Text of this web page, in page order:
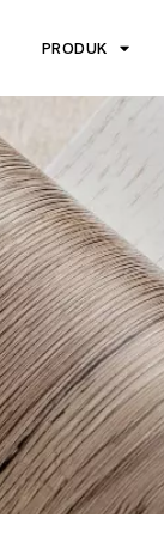
PRODUK